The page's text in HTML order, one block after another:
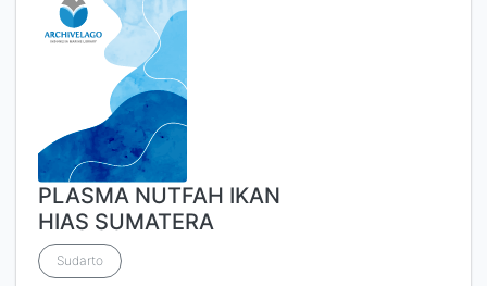
PLASMA NUTFAH IKAN
HIAS SUMATERA
Sudarto